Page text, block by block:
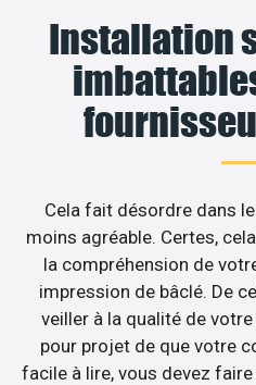
Installation
Cela fait désordre dans
moins agréable. Certes,
la compréhension de
impression de bâclé. De
veiller à la qualité de
pour projet de que votre
facile à lire, vous devez